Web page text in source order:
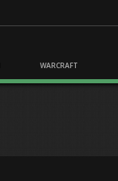
WARCRAFT